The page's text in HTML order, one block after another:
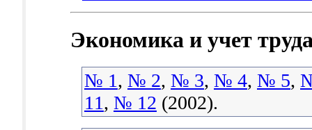
Экономика и учет
№ 1, № 2, № 3, № 4, № 5,
11, № 12 (2002).